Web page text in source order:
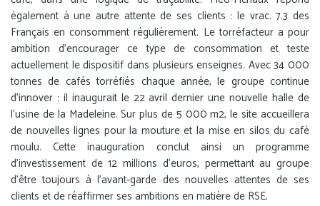
également à une autre attente de ses clients : le vrac. 7.3 des
Français en consomment régulièrement. Le torréfacteur a pour
ambition d’encourager ce type de consommation et teste
actuellement le dispositif dans plusieurs enseignes. Avec 34 000
tonnes de cafés torréfiés chaque année, le groupe continue
d’innover : il inaugurait le 22 avril dernier une nouvelle halle de
l’usine de la Madeleine. Sur plus de 5 000 m2, le site accueillera
de nouvelles lignes pour la mouture et la mise en silos du café
moulu. Cette inauguration conclut ainsi un programme
d’investissement de 12 millions d’euros, permettant au groupe
d’être toujours à l’avant-garde des nouvelles attentes de ses
clients et de réaffirmer ses ambitions en matière de RSE.